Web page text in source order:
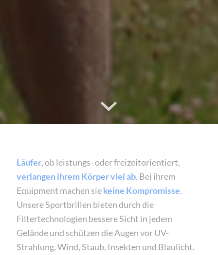
Läufer, ob leistungs- oder freizeitorientiert,
verlangen ihrem Körper viel ab. Bei ihrem
Equipment machen siekeine Kompromisse.
Unsere Sportbrillen bieten durch die
Filtertechnologien bessere Sicht in jedem
Gelände und schützen die Augen vor UV-
Strahlung, Wind, Staub, Insekten und Blaulicht.